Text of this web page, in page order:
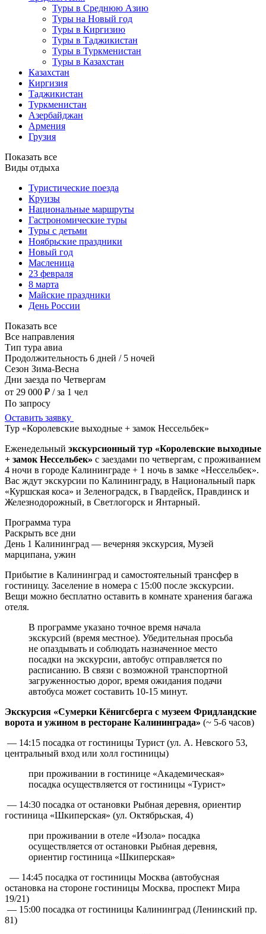
Туры в Среднюю Азию
Туры на Новый год
Туры в Киргизию
Туры в Таджикистан
Туры в Туркменистан
Туры в Казахстан
Казахстан
Киргизия
Таджикистан
Туркменистан
Азербайджан
Армения
Грузия
Показать все
Виды отдыха
Туристические поезда
Круизы
Национальные маршруты
Гастрономические туры
Туры с детьми
Ноябрьские праздники
Новый год
Масленица
23 февраля
8 марта
Майские праздники
День России
Показать все
Все направления
Тип тура авиа
Продолжительность 6 дней / 5 ночей
Сезон Зима-Весна
Дни заезда по Четвергам
от 29 000 ₽ / за 1 чел
По запросу
Оставить заявку
Тур «Королевские выходные + замок Нессельбек»
Еженедельный экскурсионный тур «Королевские выходные
+ замок Нессельбек» с заездами по четвергам, с проживанием
4 ночи в городе Калининграде + 1 ночь в замке «Нессельбек».
Вас ждут экскурсии по Калининграду, в Национальный парк
«Куршская коса» и Зеленоградск, в Гвардейск, Правдинск и
Железнодорожный, в Светлогорск и Янтарный.
Программа тура
Раскрыть все дни
День 1 Калининград — вечерняя экскурсия, Музей
марципана, ужин
Прибытие в Калининград и самостоятельный трансфер в
гостиницу. Заселение в номера с 15:00 после экскурсии.
Вещи можно бесплатно оставить в комнате хранения багажа
отеля.
В программе указано точное время начала
экскурсий (время местное). Убедительная просьба
не опаздывать и соблюдать назначенное место
посадки на экскурсии, автобус отправляется по
расписанию. В связи с возможной транспортной
загруженностью дорог, время ожидания подачи
автобуса может составить 10-15 минут.
Экскурсия «Сумерки Кёнигсберга с музеем Фридландские
ворота и ужином в ресторане Калининграда» (~ 5-6 часов)
— 14:15 посадка от гостиницы Турист (ул. А. Невского 53,
центральный вход или холл гостиницы)
при проживании в гостинице «Академическая»
посадка осуществляется от гостиницы «Турист»
— 14:30 посадка от остановки Рыбная деревня, ориентир
гостиница «Шкиперская» (ул. Октябрьская, 4)
при проживании в отеле «Изола» посадка
осуществляется от остановки Рыбная деревня,
ориентир гостиница «Шкиперская»
— 14:45 посадка от гостиницы Москва (автобусная
остановка на стороне гостиницы Москва, проспект Мира
19/21)
— 15:00 посадка от гостиницы Калининград (Ленинский пр.
81)